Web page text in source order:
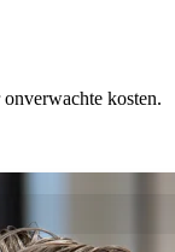
kosten.